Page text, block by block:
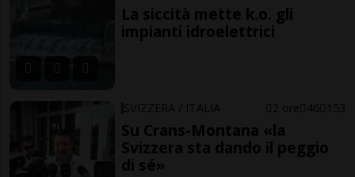
La siccità mette k.o. gli
impianti idroelettrici
SVIZZERA / ITALIA 2 ore 46 153
Su Crans-Montana «la
Svizzera sta dando il peggio
di sé»